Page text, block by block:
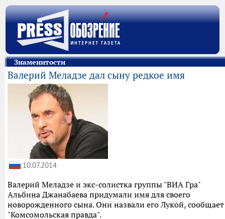
Знаменитости
Валерий Меладзе дал сыну редкое имя
10.07.2014
Валерий Меладзе и экс-солистка группы "ВИА Гра"
Альбина Джанабаева придумали имя для своего
новорожденного сына. Они назвали его Лукой, сообщает
"Комсомольская правда".